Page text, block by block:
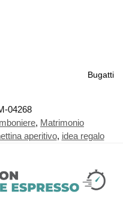
Bugatti
04268
, Matrimonio
aperitivo, idea regalo